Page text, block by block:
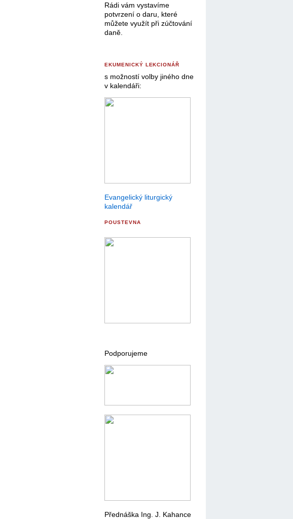
Rádi vám vystavíme
potvrzení o daru, které
můžete využít při zúčtování
daně.
EKUMENICKÝ LEKCIONÁŘ
s možností volby jiného dne
v kalendáři:
Evangelický liturgický
kalendář
POUSTEVNA
Podporujeme
Přednáška Ing. J. Kahance